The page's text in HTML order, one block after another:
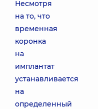
Несмотря
на то, что
временная
коронка
на
имплантат
устанавливается
на
определенный